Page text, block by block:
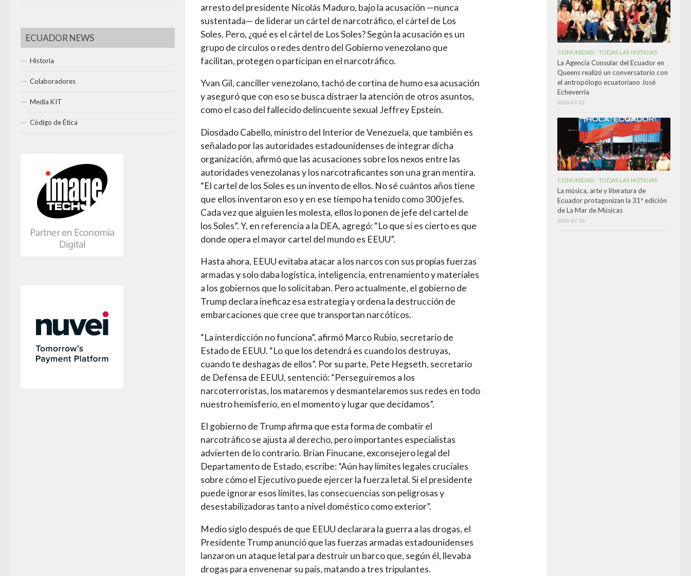
arresto del presidente Nicolás Maduro, bajo la acusación —nunca
sustentada— de liderar un cártel de narcotráfico, el cártel de Los
Soles. Pero, ¿qué es el cártel de Los Soles? Según la acusación es un
grupo de círculos o redes dentro del Gobierno venezolano que
facilitan, protegen o participan en el narcotráfico.
Yvan Gil, canciller venezolano, tachó de cortina de humo esa acusación
y aseguró que con eso se busca distraer la atención de otros asuntos,
como el caso del fallecido delincuente sexual Jeffrey Epstein.
Diosdado Cabello, ministro del Interior de Venezuela, que también es
señalado por las autoridades estadounidenses de integrar dicha
organización, afirmó que las acusaciones sobre los nexos entre las
autoridades venezolanas y los narcotraficantes son una gran mentira.
“El cartel de los Soles es un invento de ellos. No sé cuántos años tiene
que ellos inventaron eso y en ese tiempo ha tenido como 300 jefes.
Cada vez que alguien les molesta, ellos lo ponen de jefe del cartel de
los Soles”. Y, en referencia a la DEA, agregó: “Lo que sí es cierto es que
donde opera el mayor cartel del mundo es EEUU”.
Hasta ahora, EEUU evitaba atacar a los narcos con sus propias fuerzas
armadas y solo daba logística, inteligencia, entrenamiento y materiales
a los gobiernos que lo solicitaban. Pero actualmente, el gobierno de
Trump declara ineficaz esa estrategia y ordena la destrucción de
embarcaciones que cree que transportan narcóticos.
“La interdicción no funciona”, afirmó Marco Rubio, secretario de
Estado de EEUU. “Lo que los detendrá es cuando los destruyas,
cuando te deshagas de ellos”. Por su parte, Pete Hegseth, secretario
de Defensa de EEUU, sentenció: “Perseguiremos a los
narcoterroristas, los mataremos y desmantelaremos sus redes en todo
nuestro hemisferio, en el momento y lugar que decidamos”.
El gobierno de Trump afirma que esta forma de combatir el
narcotráfico se ajusta al derecho, pero importantes especialistas
advierten de lo contrario. Brian Finucane, exconsejero legal del
Departamento de Estado, escribe: “Aún hay límites legales cruciales
sobre cómo el Ejecutivo puede ejercer la fuerza letal. Si el presidente
puede ignorar esos límites, las consecuencias son peligrosas y
desestabilizadoras tanto a nivel doméstico como exterior”.
Medio siglo después de que EEUU declarara la guerra a las drogas, el
Presidente Trump anunció que las fuerzas armadas estadounidenses
lanzaron un ataque letal para destruir un barco que, según él, llevaba
drogas para envenenar su país, matando a tres tripulantes.
ECUADOR NEWS
Historia
Colaboradores
Media KIT
Código de Ética
COMUNIDAD /TODAS LAS NOTICIAS
La Agencia Consular del Ecuador en
Queens realizó un conversatorio con
el antropólogo ecuatoriano José
Echeverría
2026-07-22
COMUNIDAD /TODAS LAS NOTICIAS
La música, arte y literatura de
Ecuador protagonizan la 31ª edición
de La Mar de Músicas
2026-07-15